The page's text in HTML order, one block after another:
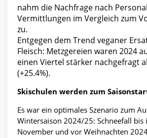
nahm die Nachfrage nach
Vermittlungen im Vergleich zum
zu.
Entgegen dem Trend veganer
Fleisch: Metzgereien waren 2024
einen Viertel stärker nachgefragt
(+25.4%).
Skischulen werden zum
Es war ein optimales Szenario zum
Wintersaison 2024/25: Schneefall bis
November und vor Weihnachten